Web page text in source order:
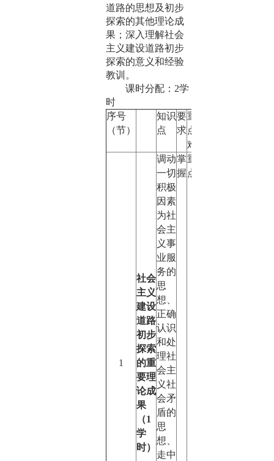
道路的思想及初步
探索的其他理论成
果；深入理解社会
主义建设道路初步
探索的意义和经验
教训。
课时分配： 2学
时
序号
（节）
知识
点
要
求
重
点
难点
1
社会
主义
建设
道路
初步
探索
的重
要理
论成
果
（1
学
时）
调动
一切
积极
因素
为社
会主
义事
业服
务的
思
想、
正确
认识
和处
理社
会主
义社
会矛
盾的
思
想、
走中
掌
握
重
点